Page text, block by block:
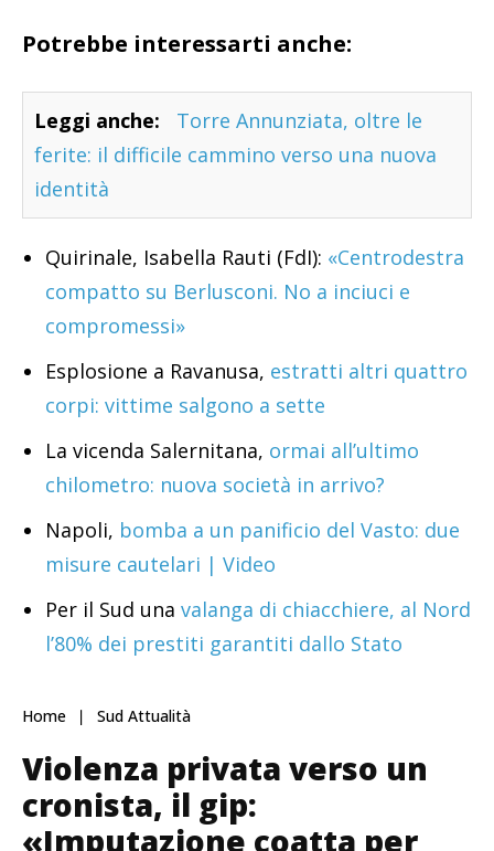
Potrebbe interessarti anche:
Leggi anche:
Torre Annunziata, oltre le
ferite: il difficile cammino verso una nuova
identità
Quirinale, Isabella Rauti (FdI): «Centrodestra
compatto su Berlusconi. No a inciuci e
compromessi»
Esplosione a Ravanusa, estratti altri quattro
corpi: vittime salgono a sette
La vicenda Salernitana, ormai all’ultimo
chilometro: nuova società in arrivo?
Napoli, bomba a un panificio del Vasto: due
misure cautelari | Video
Per il Sud una valanga di chiacchiere, al Nord
l’80% dei prestiti garantiti dallo Stato
Home Sud Attualità
Violenza privata verso un
cronista, il gip:
«Imputazione coatta per